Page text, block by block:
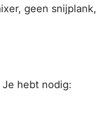
geen snijplank,
hebt nodig: